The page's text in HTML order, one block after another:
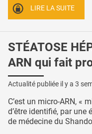
LIRE LA SUITE
STÉATOSE
ARN qui fait
Actualité publiée il y a 3
C’est un micro-ARN, «
d’être identifié, par une
de médecine du